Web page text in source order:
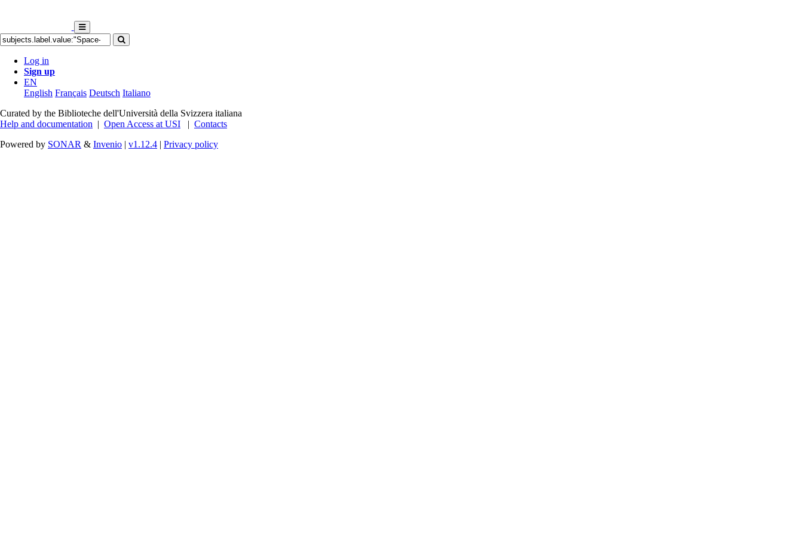
Log in
Sign up
EN
English Français Deutsch Italiano
Curated by the Biblioteche dell'Università della Svizzera italiana
Help and documentation | Open Access at USI | Contacts
Powered by SONAR & Invenio | v1.12.4 | Privacy policy